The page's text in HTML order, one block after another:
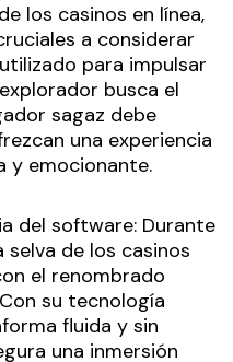
los casinos en línea,
a considerar
para impulsar
busca el
sagaz debe
una experiencia
y emocionante.
del software: Durante
de los casinos
el renombrado
su tecnología
fluida y sin
una inmersión